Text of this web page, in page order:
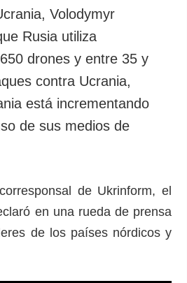
Volodymyr
Rusia utiliza
drones y entre 35 y
contra Ucrania,
está incrementando
de sus medios de
de Ukrinform, el
en una rueda de prensa
de los países nórdicos y